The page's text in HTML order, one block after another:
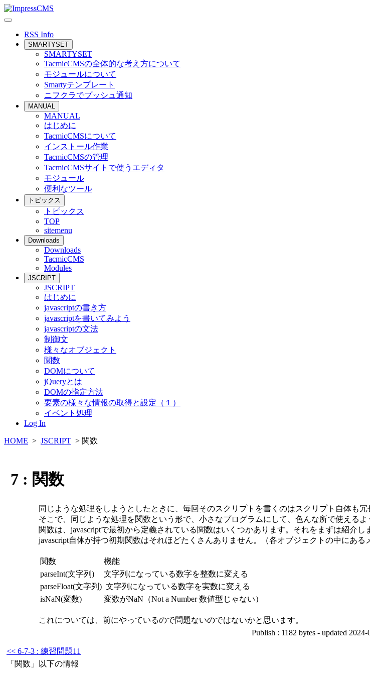
RSS Info
SMARTYSET
SMARTYSET
TacmicCMSの全体的な考え方について
モジュールについて
Smartyテンプレート
ニフクラでプッシュ通知
MANUAL
MANUAL
はじめに
TacmicCMSについて
インストール作業
TacmicCMSの管理
TacmicCMSサイトで使うエディタ
モジュール
便利なツール
トピックス
トピックス
TOP
sitemenu
Downloads
Downloads
TacmicCMS
Modules
JSCRIPT
JSCRIPT
はじめに
javascriptの書き方
javascriptを書いてみよう
javascriptの文法
制御文
様々なオブジェクト
関数
DOMについて
jQueryとは
DOMの指定方法
要素の様々な情報の取得と設定（１）
イベント処理
Log In
HOME > JSCRIPT > 関数
7 : 関数
同じような処理をしようとしたときに、毎回そのスクリプトを書くのはスクリプト自体も冗
そこで、同じような処理を関数という形で、小さなプログラムにして、色んな所で使えるよ
関数は、javascriptで最初から定義されている関数はいくつかあります。それをまずは紹介し
javascript自体が持つ初期関数はそれほどたくさんありません。（各オブジェクトの中にある
関数
機能
parseInt(文字列)
文字列になっている数字を整数に変える
parseFloat(文字列) 文字列になっている数字を実数に変える
isNaN(変数)
変数がNaN（Not a Number 数値型じゃない）
これについては、前にやっているので問題ないのではないかと思います。
Publish : 1182 bytes - updated
<< 6-7-3 : 練習問題11
「関数」以下の情報